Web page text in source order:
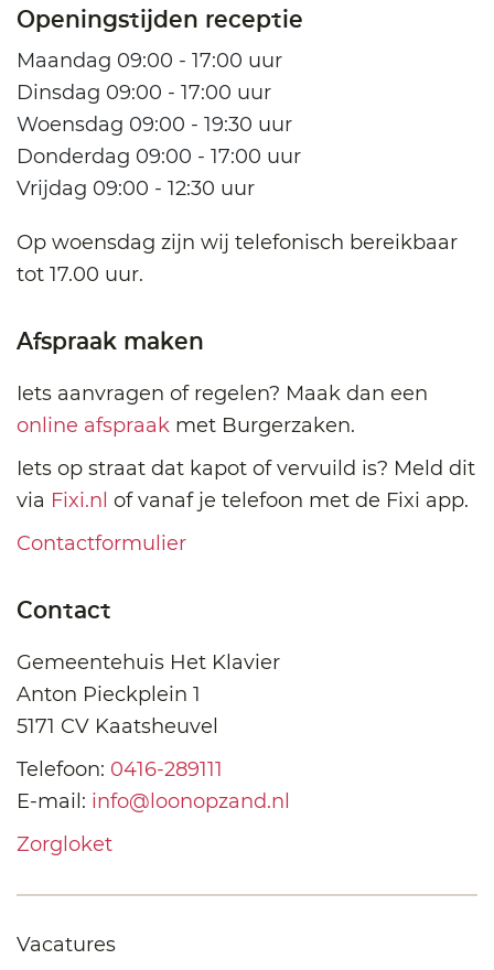
Openingstijden receptie
Maandag 09:00 - 17:00 uur
Dinsdag 09:00 - 17:00 uur
Woensdag 09:00 - 19:30 uur
Donderdag 09:00 - 17:00 uur
Vrijdag 09:00 - 12:30 uur
Op woensdag zijn wij telefonisch bereikbaar
tot 17.00 uur.
Afspraak maken
Iets aanvragen of regelen? Maak dan een
online afspraak met Burgerzaken.
Iets op straat dat kapot of vervuild is? Meld dit
via Fixi.nl of vanaf je telefoon met de Fixi app.
Contactformulier
Contact
Gemeentehuis Het Klavier
Anton Pieckplein 1
5171 CV Kaatsheuvel
Telefoon: 0416-289111
E-mail: info@loonopzand.nl
Zorgloket
Vacatures